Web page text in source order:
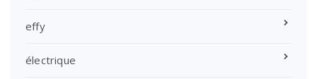
effy
électrique